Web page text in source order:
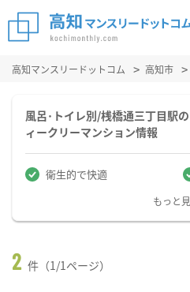
高知マンスリードットコム 高知市
風呂･トイレ別/桟橋通三丁目駅
ィークリーマンション情報
衛生的で快適
もっと
2 件（1/1ページ）